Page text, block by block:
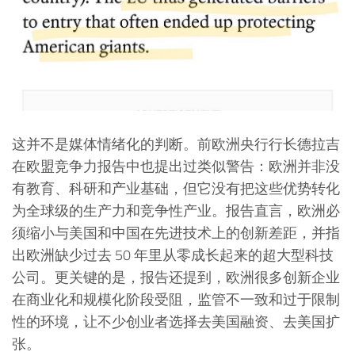
这并不是媒体情绪化的判断。前欧洲央行行长德拉吉
在欧盟竞争力报告中也提出过类似警告：欧洲并非没
有教育、科研和产业基础，但它没有把这些优势转化
为全球级的生产力和竞争性产业。报告直言，欧洲必
须缩小与美国和中国在先进技术上的创新差距，并指
出欧洲缺少过去 50 年里从零成长起来的超大型科技
公司。更关键的是，报告还提到，欧洲很多创新企业
在商业化和规模化阶段受阻，监管不一致和过于限制
性的环境，让不少创业者选择去美国融资、去美国扩
张。